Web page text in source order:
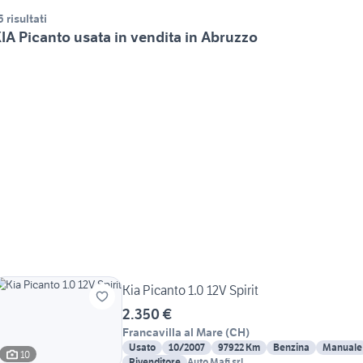
risultati
Picanto usata in vendita in Abruzzo
10
Kia Picanto 1.0 12V Spirit
2.350 €
Francavilla al Mare (CH)
Usato 10/2007 97922 Km Benzina Manuale